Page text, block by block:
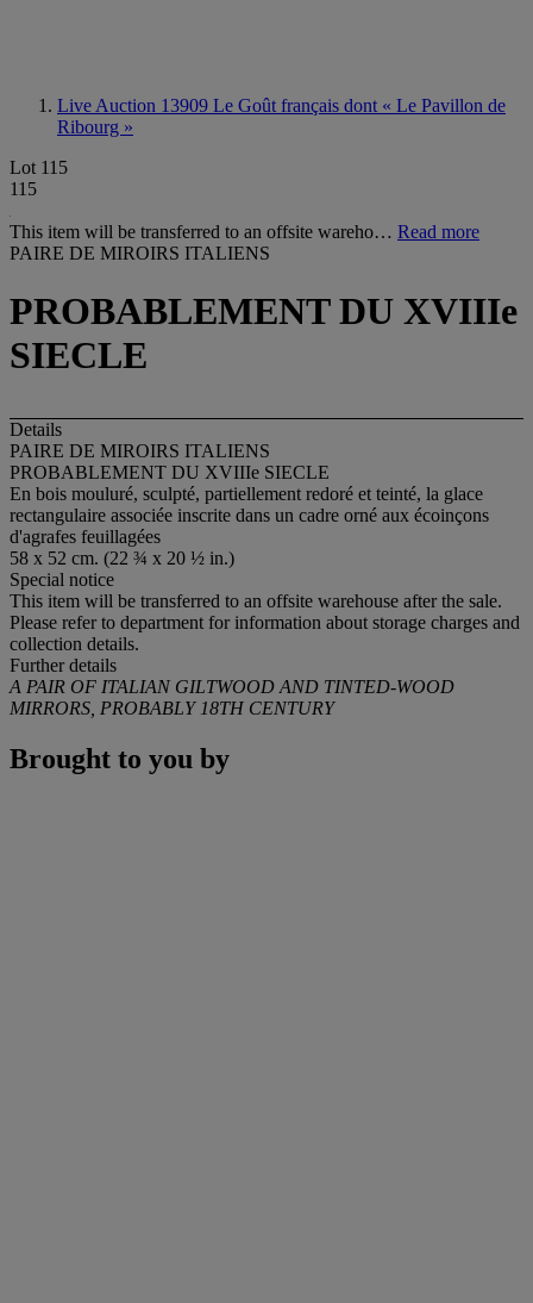
Live Auction 13909 Le Goût français dont « Le Pavillon de
Ribourg »
Lot 115
115
This item will be transferred to an offsite wareho… Read more
PAIRE DE MIROIRS ITALIENS
PROBABLEMENT DU XVIIIe
SIECLE
Details
PAIRE DE MIROIRS ITALIENS
PROBABLEMENT DU XVIIIe SIECLE
En bois mouluré, sculpté, partiellement redoré et teinté, la glace
rectangulaire associée inscrite dans un cadre orné aux écoinçons
d'agrafes feuillagées
58 x 52 cm. (22 ¾ x 20 ½ in.)
Special notice
This item will be transferred to an offsite warehouse after the sale.
Please refer to department for information about storage charges and
collection details.
Further details
A PAIR OF ITALIAN GILTWOOD AND TINTED-WOOD
MIRRORS, PROBABLY 18TH CENTURY
Brought to you by